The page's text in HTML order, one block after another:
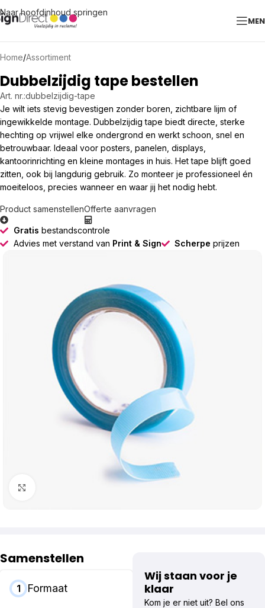
Naar hoofdinhoud springen
Home/Assortiment
Dubbelzijdig tape bestellen
Art. nr.:dubbelzijdig-tape
Je wilt iets stevig bevestigen zonder boren, zichtbare lijm of
ingewikkelde montage. Dubbelzijdig tape biedt directe, sterke
hechting op vrijwel elke ondergrond en werkt schoon, snel en
betrouwbaar. Ideaal voor posters, panelen, displays,
kantoorinrichting en kleine montages in huis. Het tape blijft goed
zitten, ook bij langdurig gebruik. Zo monteer je professioneel én
moeiteloos, precies wanneer en waar jij het nodig hebt.
Product samenstellenOfferte aanvragen
Gratis bestandscontrole
Advies met verstand van Print & Sign Scherpe prijzen
Samenstellen
1 Formaat
Wij staan voor je
klaar
Kom je er niet uit? Bel ons